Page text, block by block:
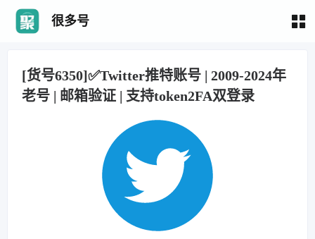
很多号
[货号6350]✅Twitter推特账号 | 2009-2024年
老号 | 邮箱验证 | 支持token2FA双登录